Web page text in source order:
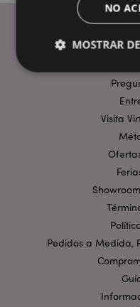
Visita
Pedidos a Medida,
NO
MOSTRAR
Estrictamente
funcionalidad
sesión del usuario y
web no puede
cookies
_GRECAPTCHA